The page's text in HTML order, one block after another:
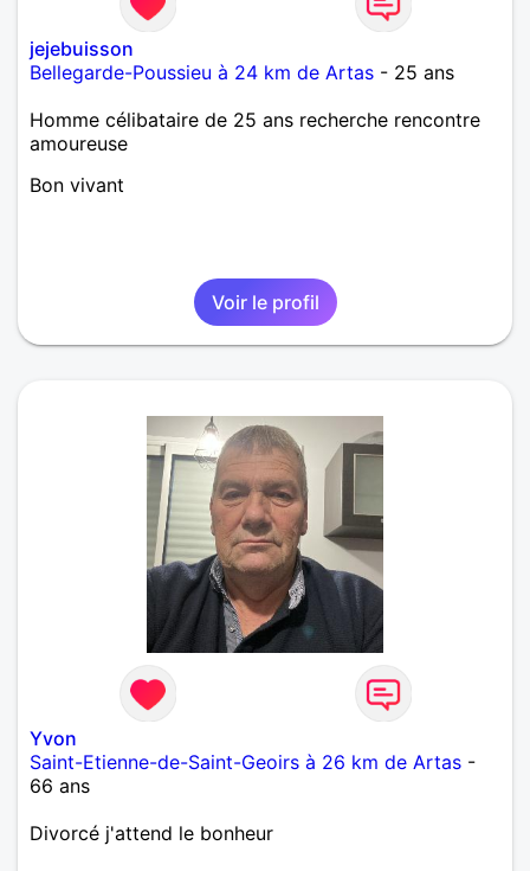
jejebuisson
Bellegarde-Poussieu à 24 km de Artas - 25 ans
Homme célibataire de 25 ans recherche rencontre
amoureuse
Bon vivant
Voir le profil
Yvon
Saint-Etienne-de-Saint-Geoirs à 26 km de Artas -
66 ans
Divorcé j'attend le bonheur